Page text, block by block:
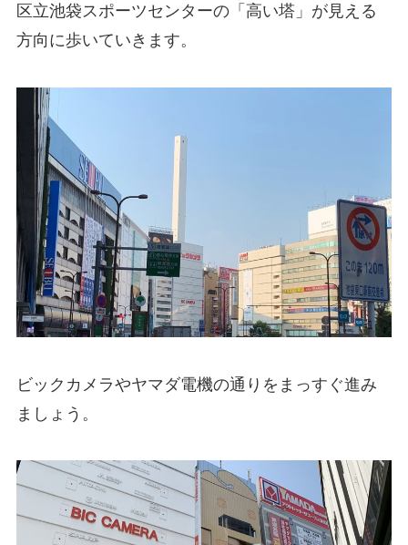
区立池袋スポーツセンターの「高い塔」が見える
方向に歩いていきます。
ビックカメラやヤマダ電機の通りをまっすぐ進み
ましょう。